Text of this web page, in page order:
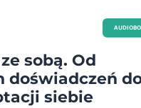
sobą. Od
doświadczeń
siebie